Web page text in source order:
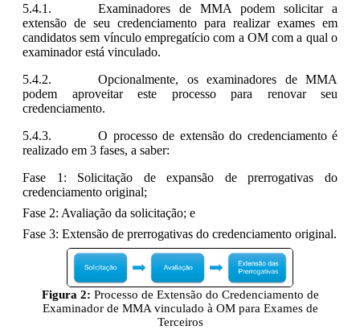
Examinadores de MMA podem solicitar a
extensão de seu credenciamento para realizar exames em
candidatos sem vínculo empregatício com a OM com a qual o
examinador está vinculado.
Opcionalmente, os examinadores de MMA
podem aproveitar este processo para renovar seu
credenciamento.
O processo de extensão do credenciamento é
realizado em 3 fases, a saber:
Fase 1: Solicitação de expansão de prerrogativas do
credenciamento original;
Fase 2: Avaliação da solicitação; e
Fase 3: Extensão de prerrogativas do credenciamento original.
Figura 2: Processo de Extensão do Credenciamento de
Examinador de MMA vinculado à OM para Exames de
Terceiros